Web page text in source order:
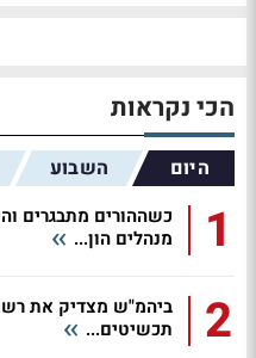
הכי נקראות
היום השבוע
1
כשההורים מתבגרים
מנהלים הון...
2
ביהמ"ש מצדיק את
תכשיטים...